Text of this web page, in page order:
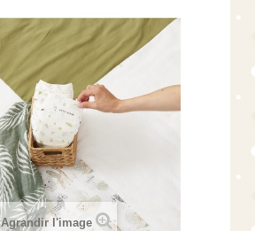
Agrandir l'image